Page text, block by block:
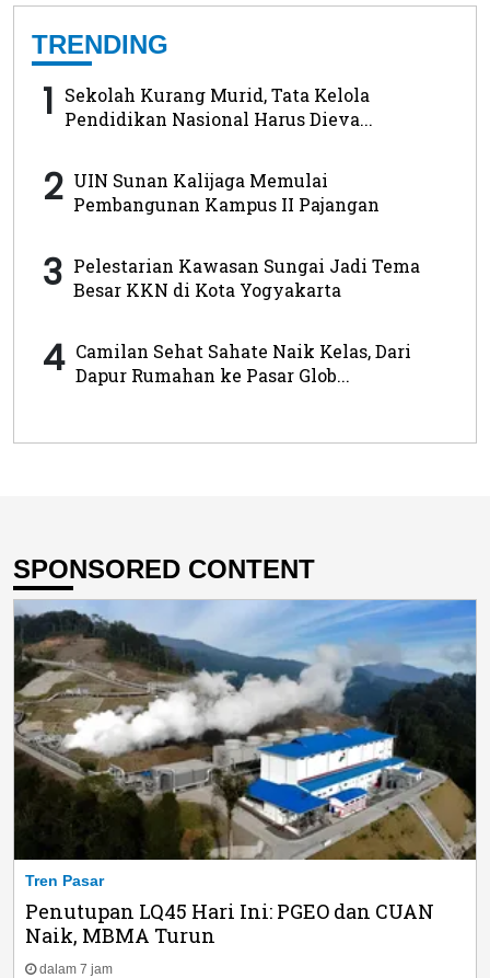
TRENDING
1 Sekolah Kurang Murid, Tata Kelola
Pendidikan Nasional Harus Dieva...
2 UIN Sunan Kalijaga Memulai
Pembangunan Kampus II Pajangan
3 Pelestarian Kawasan Sungai Jadi Tema
Besar KKN di Kota Yogyakarta
4 Camilan Sehat Sahate Naik Kelas, Dari
Dapur Rumahan ke Pasar Glob...
SPONSORED CONTENT
Tren Pasar
Penutupan LQ45 Hari Ini: PGEO dan CUAN
Naik, MBMA Turun
dalam 7 jam